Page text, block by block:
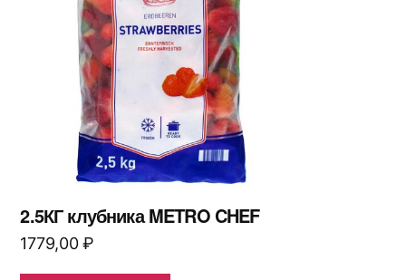
2.5КГ клубника METRO CHEF
1779,00₽